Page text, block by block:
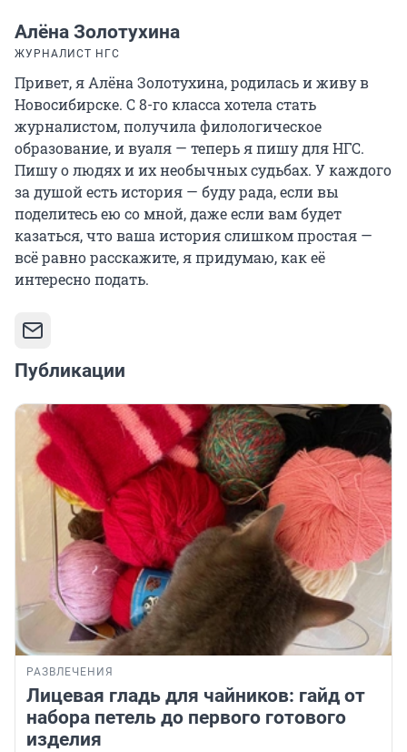
Алёна Золотухина
ЖУРНАЛИСТ НГС
Привет, я Алёна Золотухина, родилась и живу в
Новосибирске. С 8-го класса хотела стать
журналистом, получила филологическое
образование, и вуаля — теперь я пишу для НГС.
Пишу о людях и их необычных судьбах. У каждого
за душой есть история — буду рада, если вы
поделитесь ею со мной, даже если вам будет
казаться, что ваша история слишком простая —
всё равно расскажите, я придумаю, как её
интересно подать.
Публикации
РАЗВЛЕЧЕНИЯ
Лицевая гладь для чайников: гайд от
набора петель до первого готового
изделия